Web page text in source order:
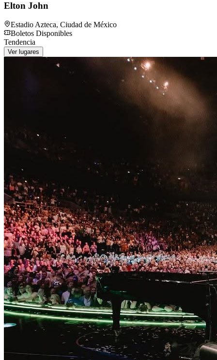
Elton John
Estadio Azteca, Ciudad de México
Boletos Disponibles
Tendencia
Ver lugares